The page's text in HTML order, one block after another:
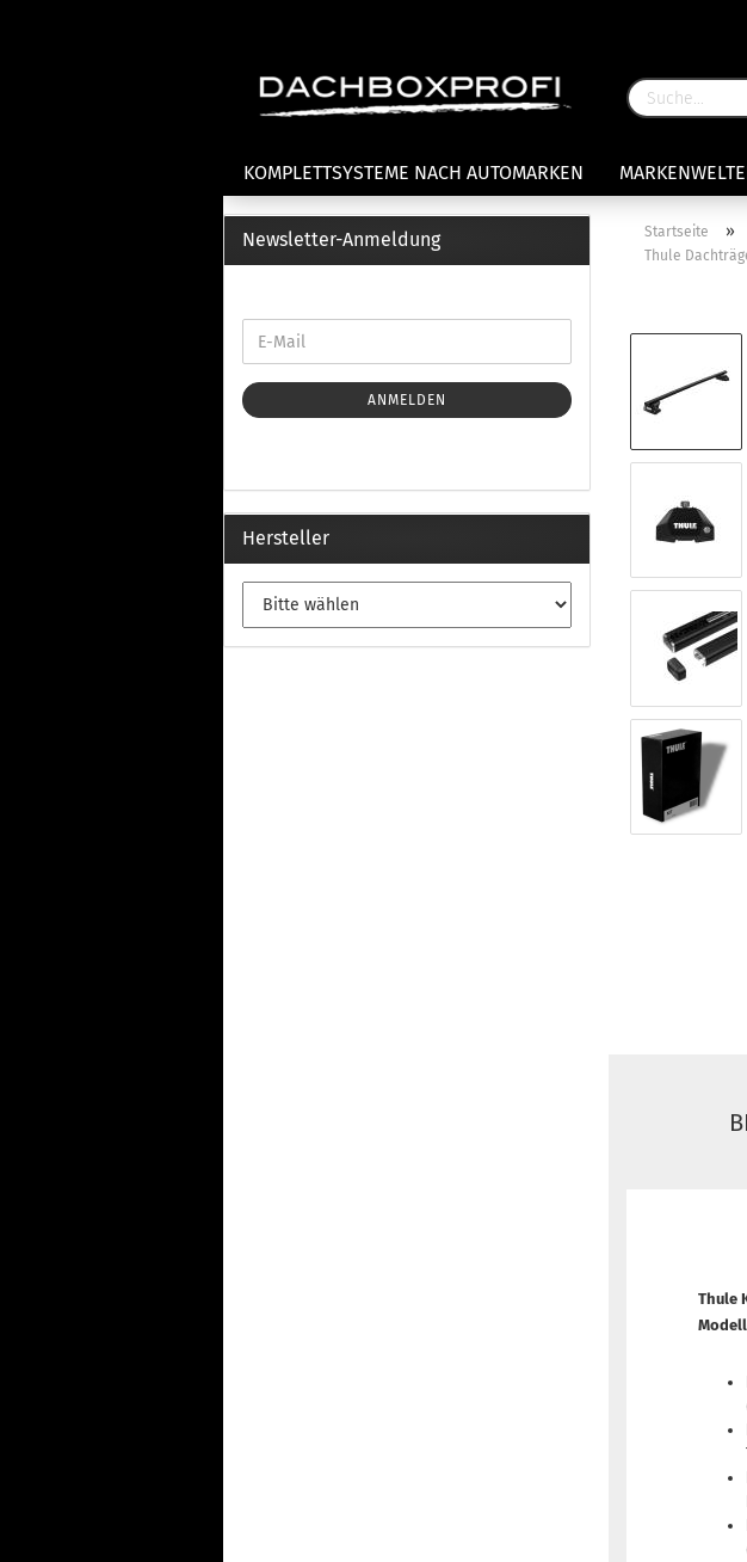
KOMPLETTSYSTEME NACH AUTOMARKEN
Heckklappenfahrradträger
Anhängekupplungsträger
E-Bike Fahrradträger
Universaltträger Reling
Thule Montagekits 50.. für 7105
normalen Dach
Thule Montagekits 40.. für 753
Fußsatz Fahrzeuge mit
integrierter Reling
Thule Montagekits 60.. für 7106
Fußsatz Fahrzeuge mit
Fußsatz Fahrzeuge mit
Startseite »
Thule
Thule
Newsletter-Anmeldung
ANMELDEN
Hersteller